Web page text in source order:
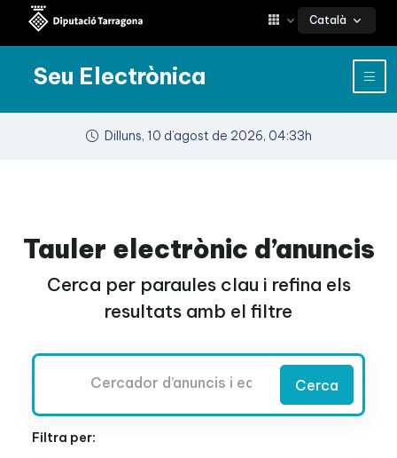
Català
Seu Electrònica
Dilluns, 10 d’agost de 2026, 04:33h
Tauler electrònic d’anuncis
Cerca per paraules clau i refina els
resultats amb el filtre
Cerca
Filtra per: